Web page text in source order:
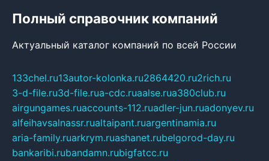
Полный справочник компаний
Актуальный каталог компаний по всей России
133chel.ru13autor-kolonka.ru2864420.ru2rich.ru
3-d-file.ru3d-file.rua-cdc.ruaalse.rua380club.ru
airgungames.ruaccounts-112.ruadler-jun.ruadonyev.ru
alfeihavsalnassr.rualtaipant.ruargentinamia.ru
aria-family.ruarkrym.ruashanet.rubelgorod-day.ru
bankaribi.rubandamn.rubigfatcc.ru